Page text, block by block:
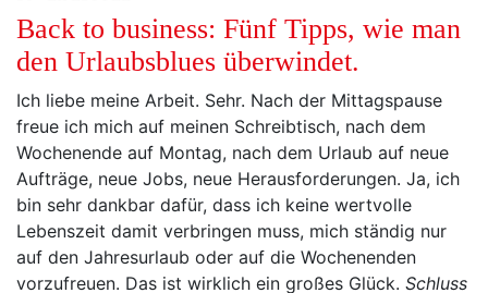
Back to business: Fünf Tipps, wie man
den Urlaubsblues überwindet.
Ich liebe meine Arbeit. Sehr. Nach der Mittagspause
freue ich mich auf meinen Schreibtisch, nach dem
Wochenende auf Montag, nach dem Urlaub auf neue
Aufträge, neue Jobs, neue Herausforderungen. Ja, ich
bin sehr dankbar dafür, dass ich keine wertvolle
Lebenszeit damit verbringen muss, mich ständig nur
auf den Jahresurlaub oder auf die Wochenenden
vorzufreuen. Das ist wirklich ein großes Glück. Schluss